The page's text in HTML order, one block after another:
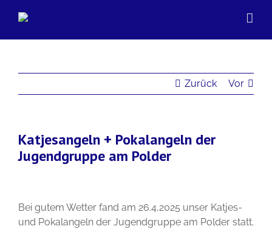
Inhalt
Zurück Vor
Katjesangeln + Pokalangeln der
Jugendgruppe am Polder
Bei gutem Wetter fand am 26.4,2025 unser Katjes-
und Pokalangeln der Jugendgruppe am Polder statt.